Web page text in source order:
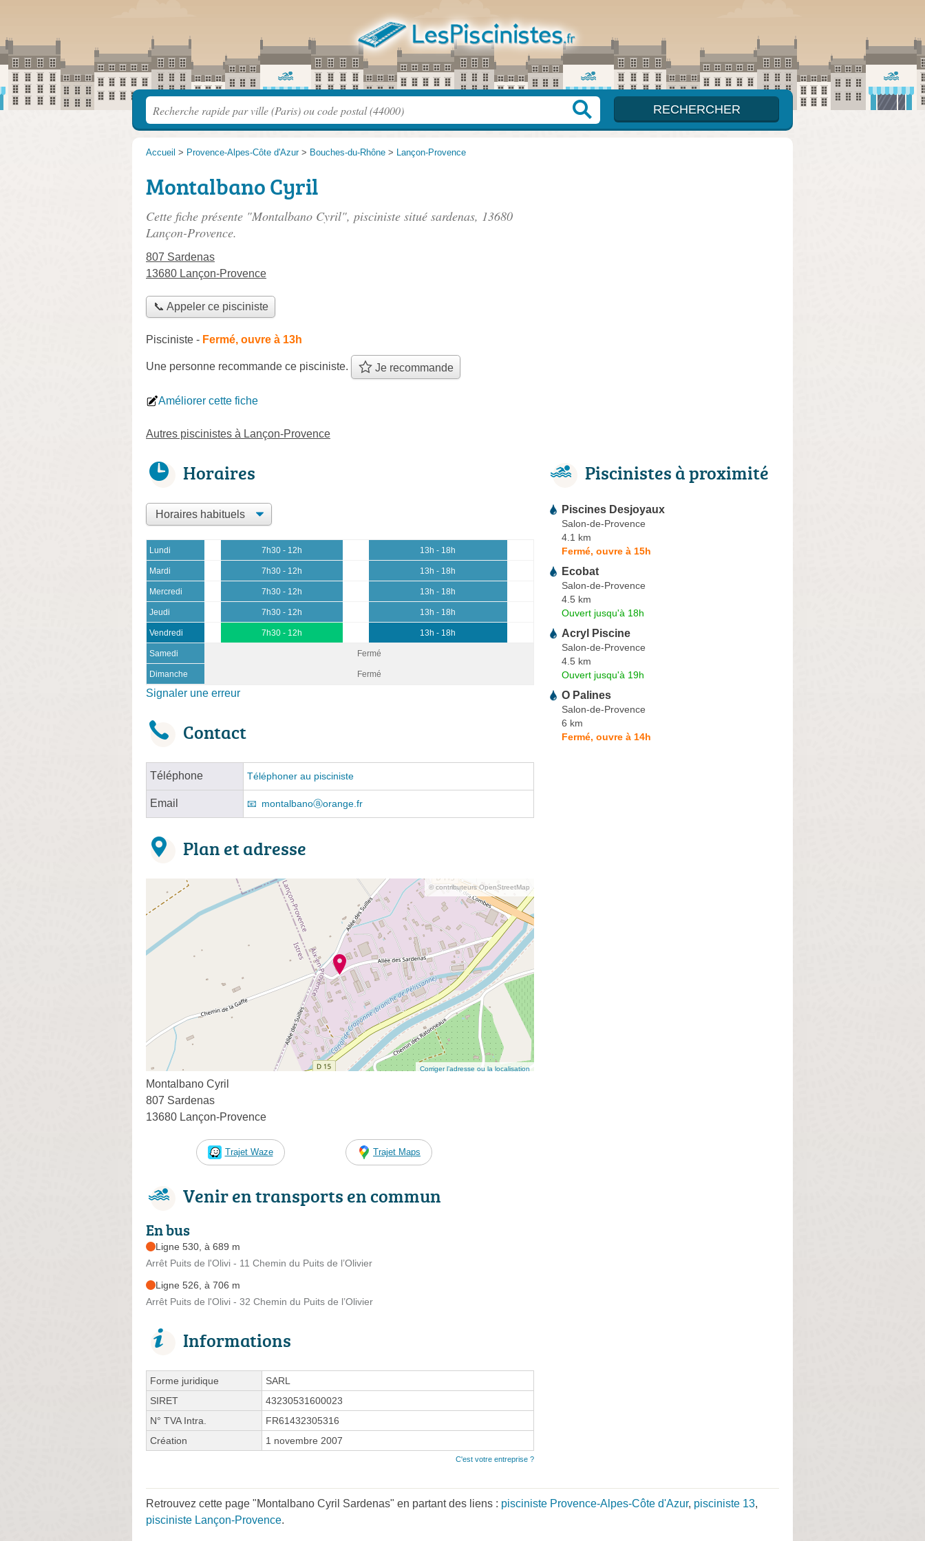
Accueil > Provence-Alpes-Côte d'Azur> Bouches-du-Rhône > Lançon-Provence
Montalbano Cyril
Cette fiche présente "Montalbano Cyril", pisciniste situé sardenas, 13680
Lançon-Provence.
807 Sardenas
13680 Lançon-Provence
📞 Appeler ce pisciniste
Pisciniste - Fermé, ouvre à 13h
Une personne recommande ce pisciniste. Je recommande
Améliorer cette fiche
Autres piscinistes à Lançon-Provence
Horaires
Lundi 7h30 - 12h 13h - 18h
Mardi 7h30 - 12h 13h - 18h
Mercredi 7h30 - 12h 13h - 18h
Jeudi 7h30 - 12h 13h - 18h
Vendredi 7h30 - 12h 13h - 18h
Samedi Fermé
Dimanche Fermé
Signaler une erreur
Contact
Téléphone Téléphoner au pisciniste
Email montalbanoⓐorange.fr
Plan et adresse
© contributeurs OpenStreetMap
Corriger l’adresse ou la localisation
Montalbano Cyril
807 Sardenas
13680 Lançon-Provence
Trajet Waze Trajet Maps
Venir en transports en commun
En bus
Ligne 530, à 689 m
Arrêt Puits de l'Olivi - 11 Chemin du Puits de l’Olivier
Ligne 526, à 706 m
Arrêt Puits de l'Olivi - 32 Chemin du Puits de l’Olivier
Informations
Forme juridique
SARL
SIRET
43230531600023
N° TVA Intra.
FR61432305316
Création
1 novembre 2007
C'est votre entreprise ?
Piscinistes à proximité
Piscines Desjoyaux
Salon-de-Provence
4.1 km
Fermé, ouvre à 15h
Ecobat
Salon-de-Provence
4.5 km
Ouvert jusqu'à 18h
Acryl Piscine
Salon-de-Provence
4.5 km
Ouvert jusqu'à 19h
O Palines
Salon-de-Provence
6 km
Fermé, ouvre à 14h
Retrouvez cette page "Montalbano Cyril Sardenas" en partant des liens : pisciniste Provence-Alpes-Côte d'Azur, pisciniste 13,
pisciniste Lançon-Provence.